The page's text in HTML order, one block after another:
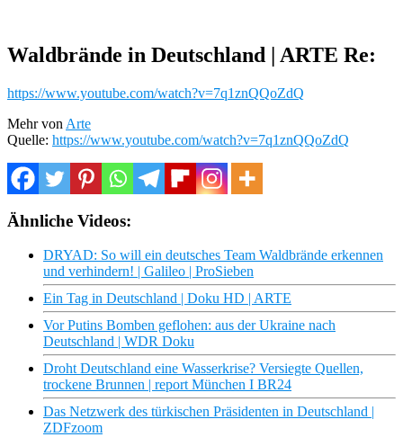
Waldbrände in Deutschland | ARTE Re:
https://www.youtube.com/watch?v=7q1znQQoZdQ
Mehr von Arte
Quelle: https://www.youtube.com/watch?v=7q1znQQoZdQ
Ähnliche Videos:
DRYAD: So will ein deutsches Team Waldbrände erkennen
und verhindern! | Galileo | ProSieben
Ein Tag in Deutschland | Doku HD | ARTE
Vor Putins Bomben geflohen: aus der Ukraine nach
Deutschland | WDR Doku
Droht Deutschland eine Wasserkrise? Versiegte Quellen,
trockene Brunnen | report München I BR24
Das Netzwerk des türkischen Präsidenten in Deutschland |
ZDFzoom